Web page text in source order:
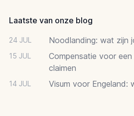
Laatste van onze blog
24 JUL Noodlanding: wat zijn
15 JUL
Compensatie voor
claimen
14 JUL Visum voor Engeland: